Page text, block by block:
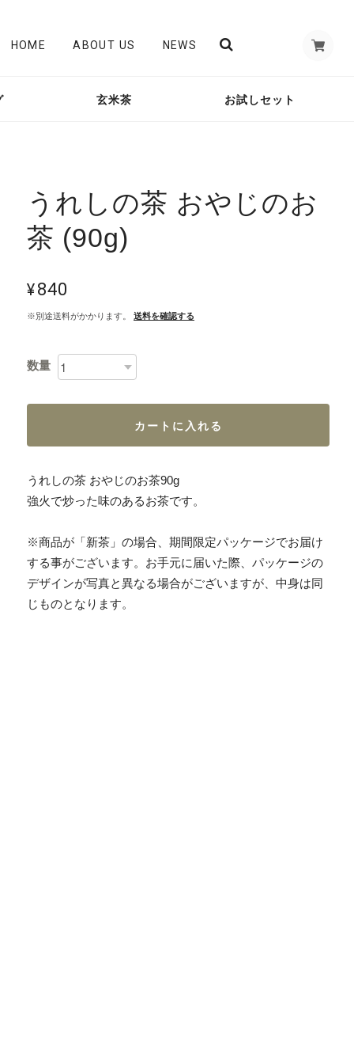
HOME ABOUT US NEWS
玄米茶 お試しセット
うれしの茶 おやじのお
茶 (90g)
¥840
※別途送料がかかります。 送料を確認する
数量
カートに入れる
うれしの茶 おやじのお茶90g
強火で炒った味のあるお茶です。
※商品が「新茶」の場合、期間限定パッケージでお届け
する事がございます。お手元に届いた際、パッケージの
デザインが写真と異なる場合がございますが、中身は同
じものとなります。